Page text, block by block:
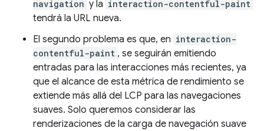
navigation y la interaction-contentful-paint
tendrá la URL nueva.
El segundo problema es que, en interaction-
contentful-paint , se seguirán emitiendo
entradas para las interacciones más recientes, ya
que el alcance de esta métrica de rendimiento se
extiende más allá del LCP para las navegaciones
suaves. Solo queremos considerar las
renderizaciones de la carga de navegación suave